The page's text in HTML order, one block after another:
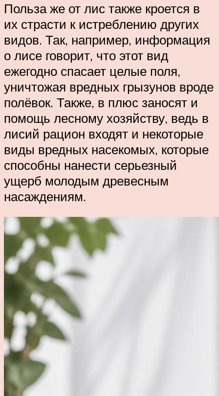
Польза же от лис также кроется в
их страсти к истреблению других
видов. Так, например, информация
о лисе говорит, что этот вид
ежегодно спасает целые поля,
уничтожая вредных грызунов вроде
полёвок. Также, в плюс заносят и
помощь лесному хозяйству, ведь в
лисий рацион входят и некоторые
виды вредных насекомых, которые
способны нанести серьезный
ущерб молодым древесным
насаждениям.